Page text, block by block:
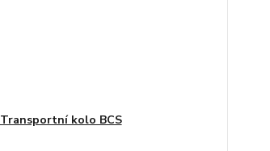
Transportní kolo BCS